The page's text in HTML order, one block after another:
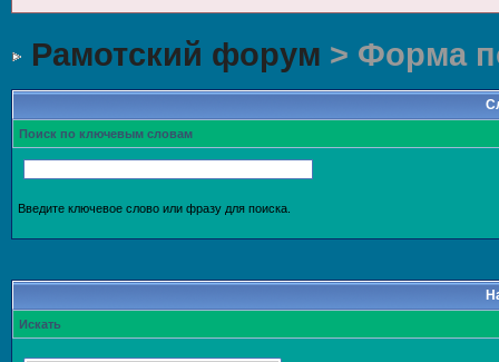
Рамотский форум > Форма
Поиск по ключевым словам
Введите ключевое слово или фразу для поиска.
Искать